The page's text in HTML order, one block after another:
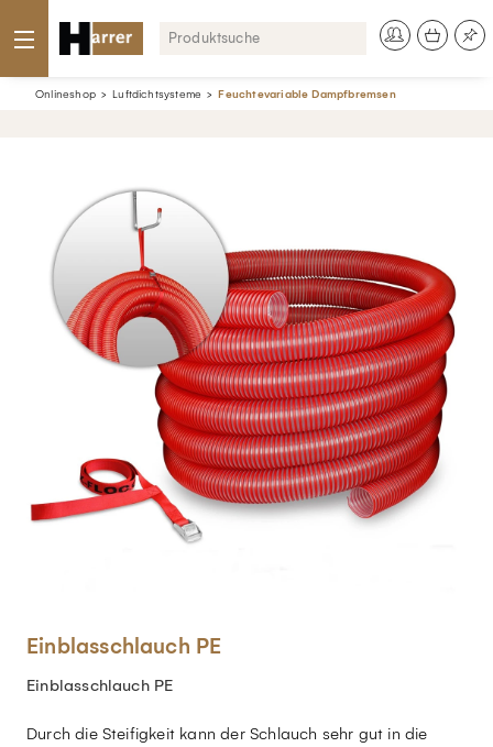
Onlineshop Luftdichtsysteme Feuchtevariable Dampfbremsen
Einblasschlauch PE
Einblasschlauch PE
Durch die Steifigkeit kann der Schlauch sehr gut in die